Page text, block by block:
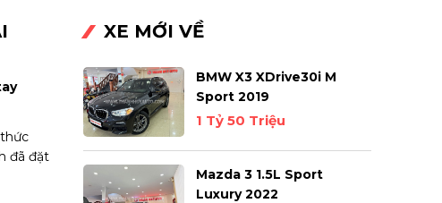
đã đặt
XE MỚI VỀ
BMW X3 XDrive30i M
Sport 2019
1 Tỷ 50 Triệu
Mazda 3 1.5L Sport
Luxury 2022